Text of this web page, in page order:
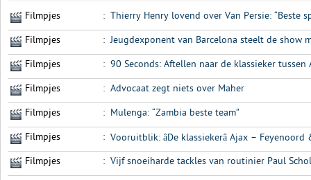
Filmpjes : Thierry Henry lovend over Van Persie: “Beste
Filmpjes : Jeugdexponent van Barcelona steelt de show
Filmpjes : 90 Seconds: Aftellen naar de klassieker tussen
Filmpjes : Advocaat zegt niets over Maher
Filmpjes : Mulenga: “Zambia beste team”
Filmpjes : Vooruitblik: âDe klassiekerâ Ajax –
Filmpjes
: Vijf snoeiharde tackles van routinier Paul